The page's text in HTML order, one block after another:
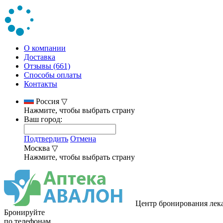
О компании
Доставка
Отзывы (661)
Способы оплаты
Контакты
Россия ▽
Нажмите, чтобы выбрать страну
Ваш город:
Подтвердить Отмена
Москва ▽
Нажмите, чтобы выбрать страну
Центр бронирования
Бронируйте
по телефонам